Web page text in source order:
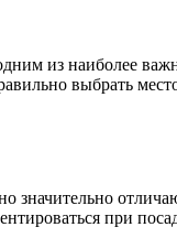
из наиболее
выбрать
значительно
при